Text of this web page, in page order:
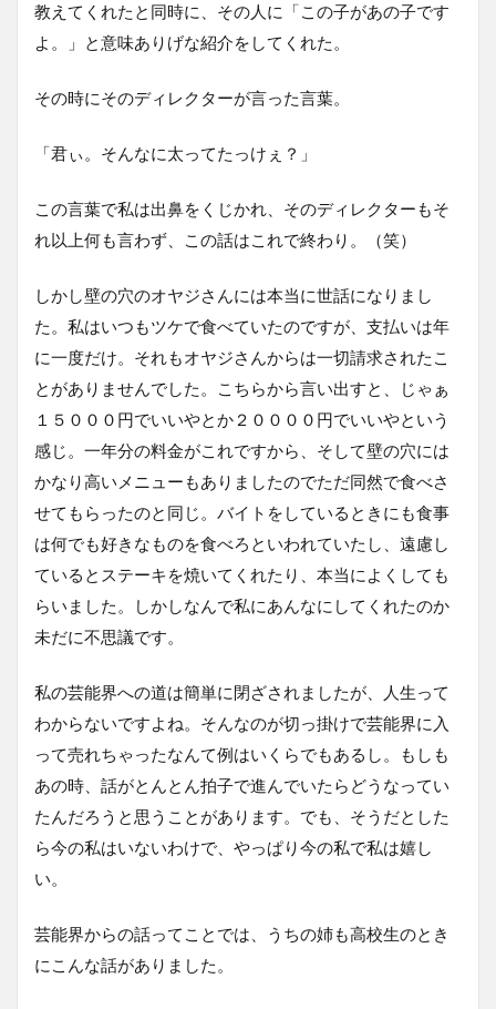
教えてくれたと同時に、その人に「この子があの子です
よ。」と意味ありげな紹介をしてくれた。
その時にそのディレクターが言った言葉。
「君ぃ。そんなに太ってたっけぇ？」
この言葉で私は出鼻をくじかれ、そのディレクターもそ
れ以上何も言わず、この話はこれで終わり。（笑）
しかし壁の穴のオヤジさんには本当に世話になりまし
た。私はいつもツケで食べていたのですが、支払いは年
に一度だけ。それもオヤジさんからは一切請求されたこ
とがありませんでした。こちらから言い出すと、じゃぁ
１５０００円でいいやとか２００００円でいいやという
感じ。一年分の料金がこれですから、そして壁の穴には
かなり高いメニューもありましたのでただ同然で食べさ
せてもらったのと同じ。バイトをしているときにも食事
は何でも好きなものを食べろといわれていたし、遠慮し
ているとステーキを焼いてくれたり、本当によくしても
らいました。しかしなんで私にあんなにしてくれたのか
未だに不思議です。
私の芸能界への道は簡単に閉ざされましたが、人生って
わからないですよね。そんなのが切っ掛けで芸能界に入
って売れちゃったなんて例はいくらでもあるし。もしも
あの時、話がとんとん拍子で進んでいたらどうなってい
たんだろうと思うことがあります。でも、そうだとした
ら今の私はいないわけで、やっぱり今の私で私は嬉し
い。
芸能界からの話ってことでは、うちの姉も高校生のとき
にこんな話がありました。